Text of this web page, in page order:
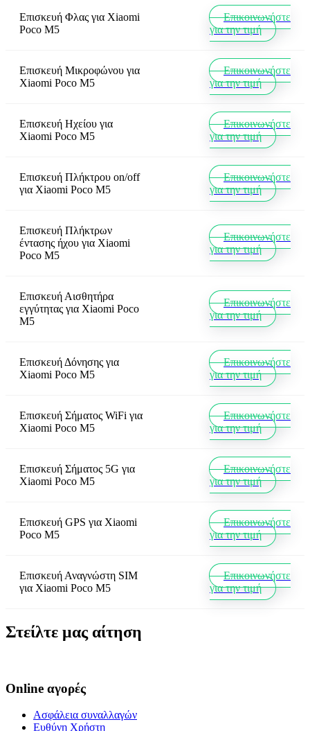
Επισκευή Φλας για Xiaomi
Poco M5
Επικοινωνήστε
για την τιμή
Επισκευή Μικροφώνου για
Xiaomi Poco M5
Επικοινωνήστε
για την τιμή
Επισκευή Ηχείου για
Xiaomi Poco M5
Επικοινωνήστε
για την τιμή
Επισκευή Πλήκτρου on/off
για Xiaomi Poco M5
Επικοινωνήστε
για την τιμή
Επισκευή Πλήκτρων
έντασης ήχου για Xiaomi
Poco M5
Επικοινωνήστε
για την τιμή
Επισκευή Αισθητήρα
εγγύτητας για Xiaomi Poco
M5
Επικοινωνήστε
για την τιμή
Επισκευή Δόνησης για
Xiaomi Poco M5
Επικοινωνήστε
για την τιμή
Επισκευή Σήματος WiFi για
Xiaomi Poco M5
Επικοινωνήστε
για την τιμή
Επισκευή Σήματος 5G για
Xiaomi Poco M5
Επικοινωνήστε
για την τιμή
Επισκευή GPS για Xiaomi
Poco M5
Επικοινωνήστε
για την τιμή
Επισκευή Αναγνώστη SIM
για Xiaomi Poco M5
Επικοινωνήστε
για την τιμή
Στείλτε μας αίτηση
Online αγορές
Ασφάλεια συναλλαγών
Ευθύνη Χρήστη